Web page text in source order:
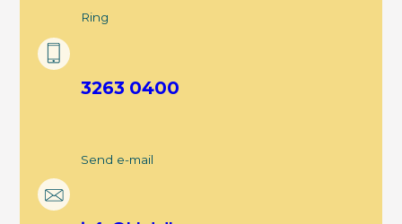
Ring
3263 0400
Send e-mail